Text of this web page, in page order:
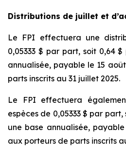
Distributions de juillet et
Le FPI effectuera une
0,05333 $ par part, soit 0,64
annualisée, payable le 15
parts inscrits au 31 juillet 2025.
Le FPI effectuera
espèces de 0,05333 $ par
une base annualisée,
aux porteurs de parts inscrits